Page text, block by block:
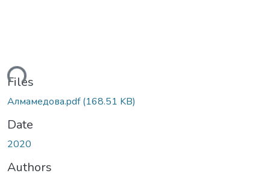
Files
Алмамедова.pdf(168.51 KB)
Date
2020
Authors